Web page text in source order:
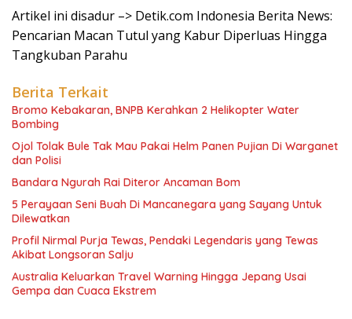
Artikel ini disadur –> Detik.com Indonesia Berita News:
Pencarian Macan Tutul yang Kabur Diperluas Hingga
Tangkuban Parahu
Berita Terkait
Bromo Kebakaran, BNPB Kerahkan 2 Helikopter Water
Bombing
Ojol Tolak Bule Tak Mau Pakai Helm Panen Pujian Di Warganet
dan Polisi
Bandara Ngurah Rai Diteror Ancaman Bom
5 Perayaan Seni Buah Di Mancanegara yang Sayang Untuk
Dilewatkan
Profil Nirmal Purja Tewas, Pendaki Legendaris yang Tewas
Akibat Longsoran Salju
Australia Keluarkan Travel Warning Hingga Jepang Usai
Gempa dan Cuaca Ekstrem